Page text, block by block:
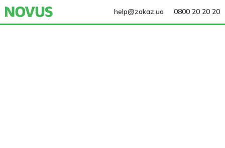
help@zakaz.ua 0800 20 20 20